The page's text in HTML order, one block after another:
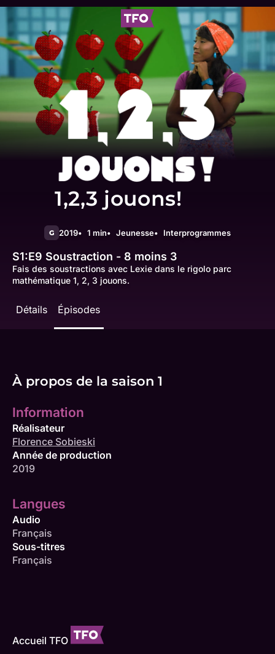
1,2,3 jouons!
G 2019 1 min Jeunesse Interprogrammes
S1:E9 Soustraction - 8 moins 3
Fais des soustractions avec Lexie dans le rigolo parc
mathématique 1, 2, 3 jouons.
Détails Épisodes
À propos de la saison 1
Information
Réalisateur
Florence Sobieski
Année de production
2019
Langues
Audio
Français
Sous-titres
Français
Accueil TFO